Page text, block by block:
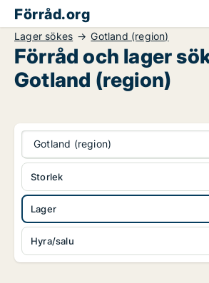
Förråd.org
Lager sökes Gotland (region)
Förråd och lager
Gotland (region)
Gotland (region)
Lager
Hyra/salu
Storlek